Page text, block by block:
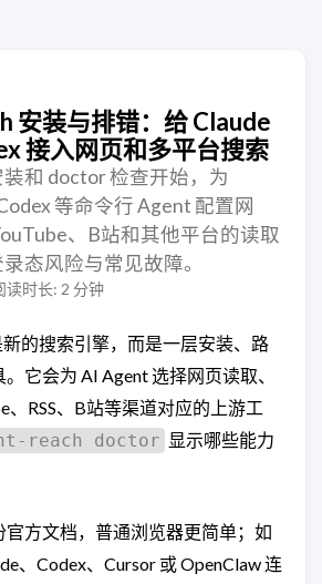
安装与排错：给 Claude
接入网页和多平台搜索
和 doctor 检查开始，为
等命令行 Agent 配置网
、B站和其他平台的读取
态风险与常见故障。
读时长: 2 分钟
新的搜索引擎，而是一层安装、路
它会为 AI Agent 选择网页读取、
、RSS、B站等渠道对应的上游工
reach doctor 显示哪些能力
方文档，普通浏览器更简单；如
、Codex、Cursor 或 OpenClaw 连